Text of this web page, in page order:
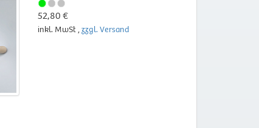
52,80 €
inkl. MwSt , zzgl. Versand